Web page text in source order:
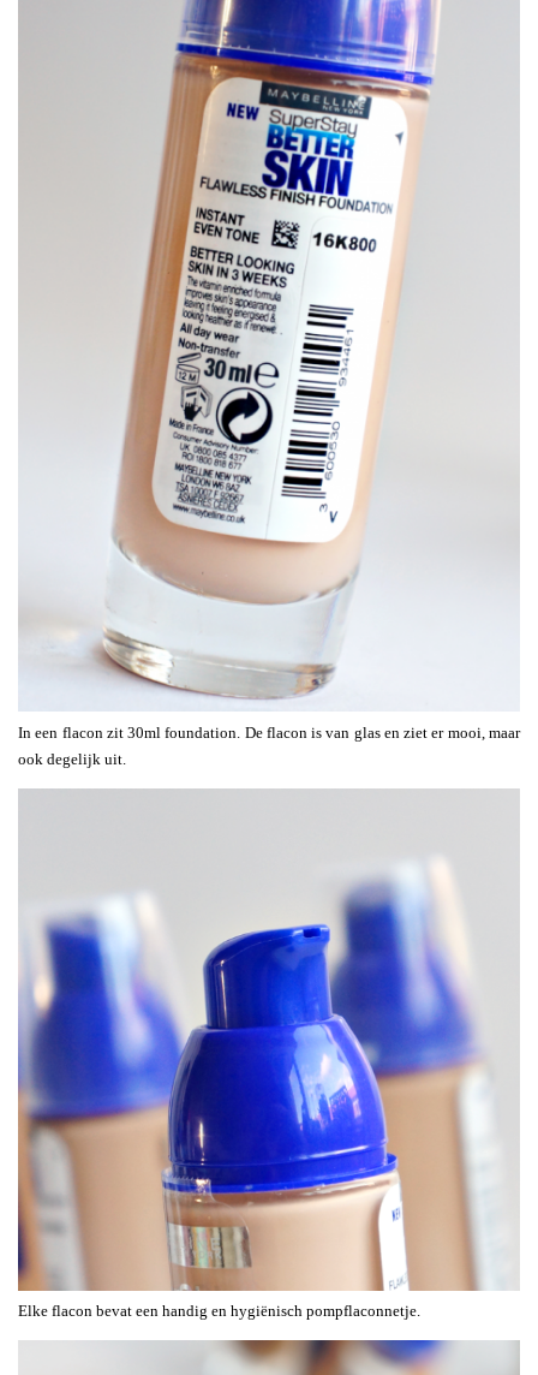
In een flacon zit 30ml foundation. De flacon is van glas en ziet er mooi, maar
ook degelijk uit.
Elke flacon bevat een handig en hygiënisch pompflaconnetje.